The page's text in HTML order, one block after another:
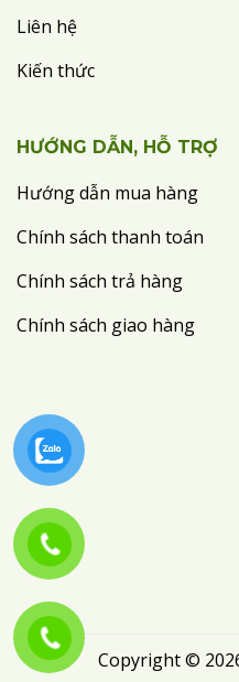
Liên hệ
Kiến thức
HƯỚNG DẪN, HỖ TRỢ
Hướng dẫn mua hàng
Chính sách thanh toán
Chính sách trả hàng
Chính sách giao hàng
Copyright ©